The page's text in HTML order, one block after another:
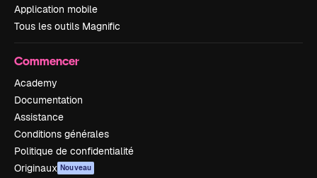
Application mobile
Tous les outils Magnific
Commencer
Academy
Documentation
Assistance
Conditions générales
Politique de confidentialité
Originaux Nouveau